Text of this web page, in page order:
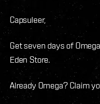
Capsuleer,
Get seven days of
Eden Store.
Already Omega? Claim